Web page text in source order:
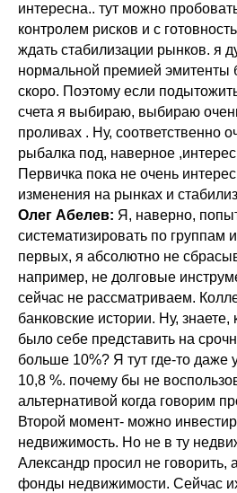
интересна.. тут можно
контролем рисков и с
ждать стабилизации рынков. я
нормальной премией эмитенты
скоро. Поэтому если
счета я выбираю, выбираю
проливах . Ну, соответственно
рыбалка под, наверное
Первичка пока не очень
изменения на рынках и
Олег Абелев: Я, наверно,
систематизировать по группам
первых, я абсолютно не
например, не долговые
сейчас не рассматриваем.
банковские истории. Ну, знаете,
было себе представить на
больше 10%? Я тут где-то даже
10,8 %. почему бы не
альтернативой когда говорим
Второй момент- можно
недвижимость. Но не в ту
Александр просил не
фонды недвижимости. Сейчас